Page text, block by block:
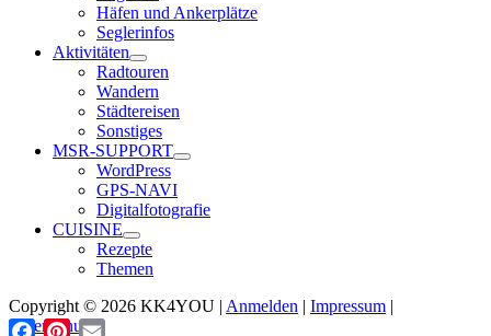
Häfen und Ankerplätze
Seglerinfos
Aktivitäten
Radtouren
Wandern
Städtereisen
Sonstiges
MSR-SUPPORT
WordPress
GPS-NAVI
Digitalfotografie
CUISINE
Rezepte
Themen
Copyright © 2026 KK4YOU | Anmelden | Impressum |
Datenschutz
Facebook
Pinterest